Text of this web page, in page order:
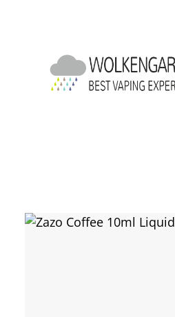
Bildergalerie überspringen